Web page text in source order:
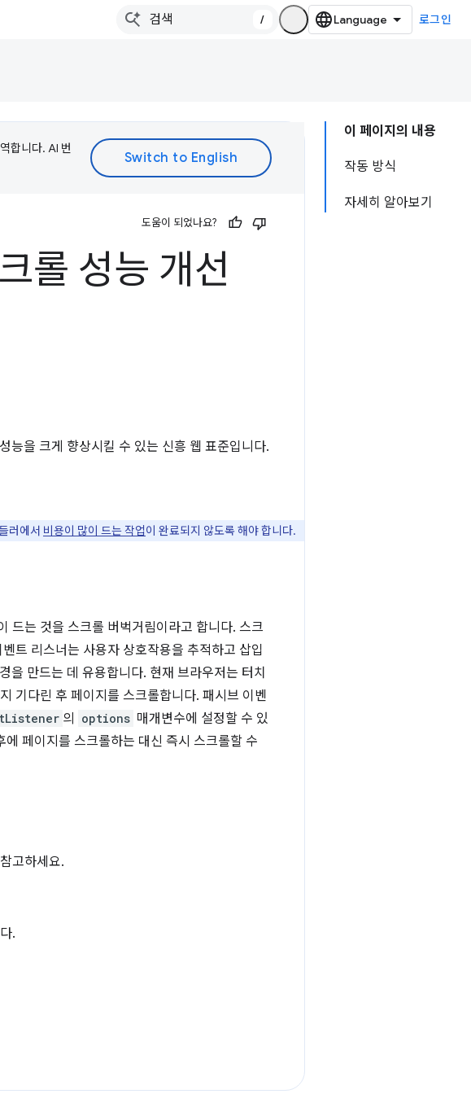
/ 로그인
이 페이지의 내용
작동 방식
자세히 알아보기
합니다. AI 번
도움이 되었나요?
롤 성능 개선
능을 크게 향상시킬 수 있는 신흥 웹 표준입니다.
러에서 비용이 많이 드는 작업이 완료되지 않도록 해야 합니다.
드는 것을 스크롤 버벅거림이라고 합니다. 스크
트 리스너는 사용자 상호작용을 추적하고 삽입
만드는 데 유용합니다. 현재 브라우저는 터치
기다린 후 페이지를 스크롤합니다. 패시브 이벤
의 options 매개변수에 설정할 수 있
페이지를 스크롤하는 대신 즉시 스크롤할 수
고하세요.
.